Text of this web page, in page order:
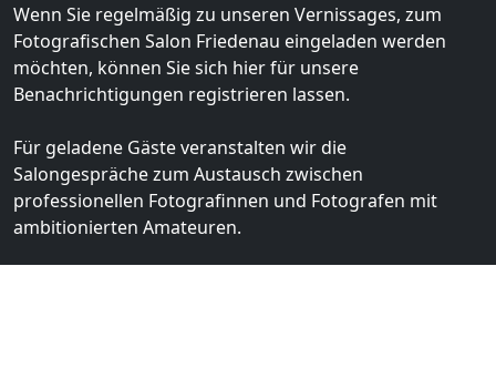
Wenn Sie regelmäßig zu unseren Vernissages, zum
Fotografischen Salon Friedenau eingeladen werden
möchten, können Sie sich hier für unsere
Benachrichtigungen registrieren lassen.
Für geladene Gäste veranstalten wir die
Salongespräche zum Austausch zwischen
professionellen Fotografinnen und Fotografen mit
ambitionierten Amateuren.